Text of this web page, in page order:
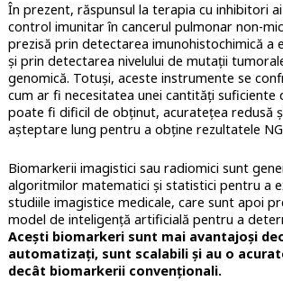
În prezent, răspunsul la terapia cu inhibitori
control imunitar în cancerul pulmonar non-
prezisă prin detectarea imunohistochimică a
și prin detectarea nivelului de mutații
genomică. Totuși, aceste instrumente se
cum ar fi necesitatea unei cantități suficiente
poate fi dificil de obținut, acuratețea redusă
așteptare lung pentru a obține rezultatele
Biomarkerii imagistici sau radiomici sunt
algoritmilor matematici și statistici pentru a
studiile imagistice medicale, care sunt apoi
model de inteligență artificială pentru a
Acești biomarkeri sunt mai avantajoși
automatizați, sunt scalabili și au o
decât biomarkerii convenționali.